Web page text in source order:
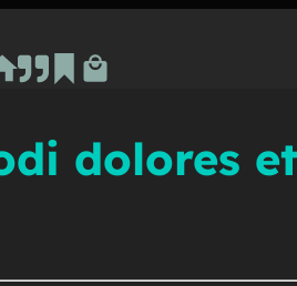
Ash RuDral
dolores et